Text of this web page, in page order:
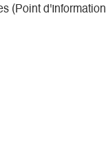
(Point d'Information